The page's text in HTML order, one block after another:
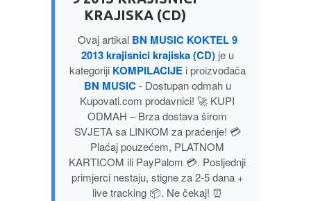
POPULARNA PSIHOLOGIJA
PRIČE
PUBLICISTIKA
PUTOPISI
STRIP
KRAJISKA (CD)
Ovaj artikal BN MUSIC KOKTEL 9
2013 krajisnici krajiska (CD)je u
kategoriji KOMPILACIJEi proizvođača
BN MUSIC- Dostupan odmah u
Kupovati.com prodavnici! 🚀 KUPI
ODMAH – Brza dostava širom
SVJETA sa LINKOM za praćenje! 💳
Plaćaj pouzećem, PLATNOM
KARTICOM ili PayPalom 💳. Posljednji
primjerci nestaju, stigne za 2-5 dana +
live tracking 📦. Ne čekaj! ⏰